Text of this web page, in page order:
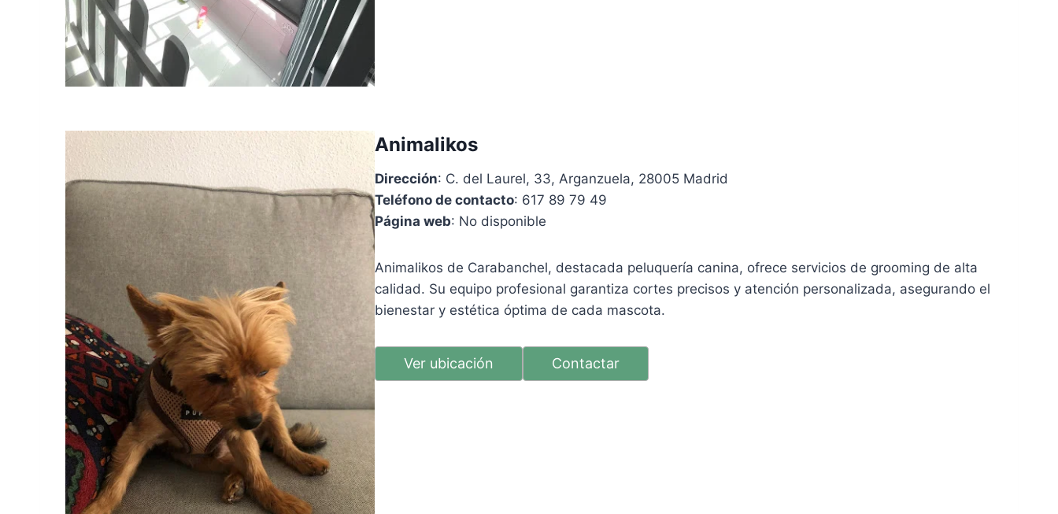
Animalikos
Dirección: C. del Laurel, 33, Arganzuela, 28005 Madrid
Teléfono de contacto: 617 89 79 49
Página web: No disponible
Animalikos de Carabanchel, destacada peluquería canina, ofrece servicios de grooming de alta
calidad. Su equipo profesional garantiza cortes precisos y atención personalizada, asegurando el
bienestar y estética óptima de cada mascota.
Ver ubicación Contactar